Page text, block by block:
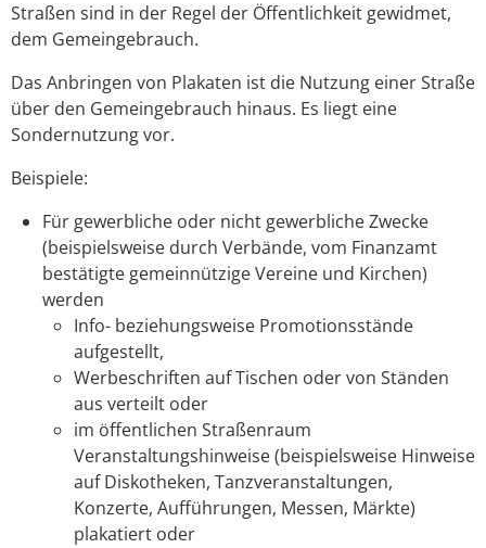
Straßen sind in der Regel der Öffentlichkeit gewidmet,
dem Gemeingebrauch.
Das Anbringen von Plakaten ist die Nutzung einer Straße
über den Gemeingebrauch hinaus. Es liegt eine
Sondernutzung vor.
Beispiele:
Für gewerbliche oder nicht gewerbliche Zwecke
(beispielsweise durch Verbände, vom Finanzamt
bestätigte gemeinnützige Vereine und Kirchen)
werden
Info- beziehungsweise Promotionsstände
aufgestellt,
Werbeschriften auf Tischen oder von Ständen
aus verteilt oder
im öffentlichen Straßenraum
Veranstaltungshinweise (beispielsweise Hinweise
auf Diskotheken, Tanzveranstaltungen,
Konzerte, Aufführungen, Messen, Märkte)
plakatiert oder